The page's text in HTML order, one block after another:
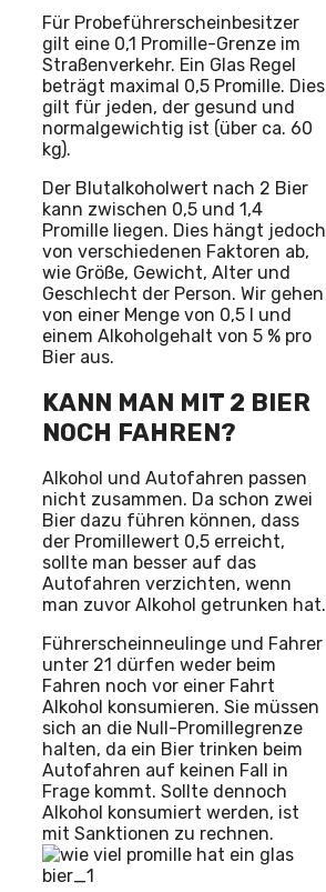
Für Probeführerscheinbesitzer
gilt eine 0,1 Promille-Grenze im
Straßenverkehr. Ein Glas Regel
beträgt maximal 0,5 Promille. Dies
gilt für jeden, der gesund und
normalgewichtig ist (über ca. 60
kg).
Der Blutalkoholwert nach 2 Bier
kann zwischen 0,5 und 1,4
Promille liegen. Dies hängt jedoch
von verschiedenen Faktoren ab,
wie Größe, Gewicht, Alter und
Geschlecht der Person. Wir gehen
von einer Menge von 0,5 l und
einem Alkoholgehalt von 5 % pro
Bier aus.
KANN MAN MIT 2 BIER
NOCH FAHREN?
Alkohol und Autofahren passen
nicht zusammen. Da schon zwei
Bier dazu führen können, dass
der Promillewert 0,5 erreicht,
sollte man besser auf das
Autofahren verzichten, wenn
man zuvor Alkohol getrunken hat.
Führerscheinneulinge und Fahrer
unter 21 dürfen weder beim
Fahren noch vor einer Fahrt
Alkohol konsumieren. Sie müssen
sich an die Null-Promillegrenze
halten, da ein Bier trinken beim
Autofahren auf keinen Fall in
Frage kommt. Sollte dennoch
Alkohol konsumiert werden, ist
mit Sanktionen zu rechnen.